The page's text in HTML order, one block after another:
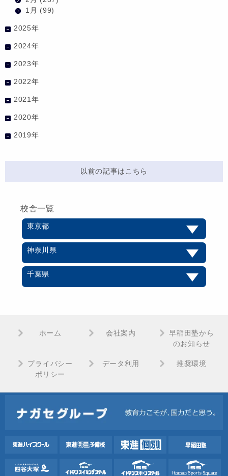
1月 (99)
2025年
2024年
2023年
2022年
2021年
2020年
2019年
以前の記事はこちら
校舎一覧
東京都
神奈川県
千葉県
ホーム 会社案内
早稲田塾から
のお知らせ
プライバシー
ポリシー
データ利用 推奨環境